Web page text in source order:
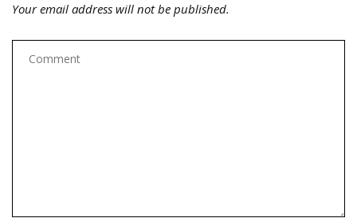
Your email address will not be published.